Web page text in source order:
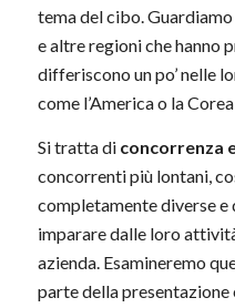
tema del cibo.
e altre regioni che hanno
differiscono un po’ nelle
come l’America o la
Si tratta di concorrenza
concorrenti più lontani,
completamente diverse e
imparare dalle loro
azienda. Esamineremo
parte della